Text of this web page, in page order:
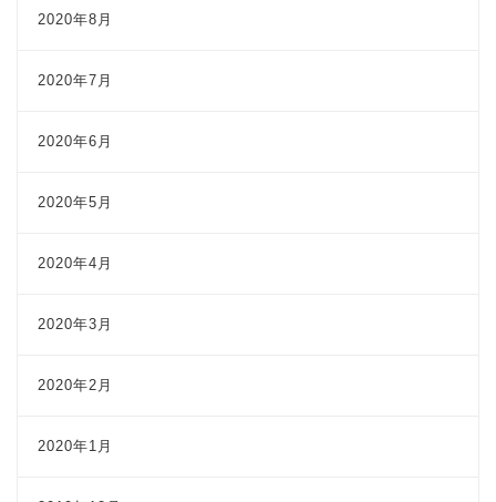
2020年8月
2020年7月
2020年6月
2020年5月
2020年4月
2020年3月
2020年2月
2020年1月